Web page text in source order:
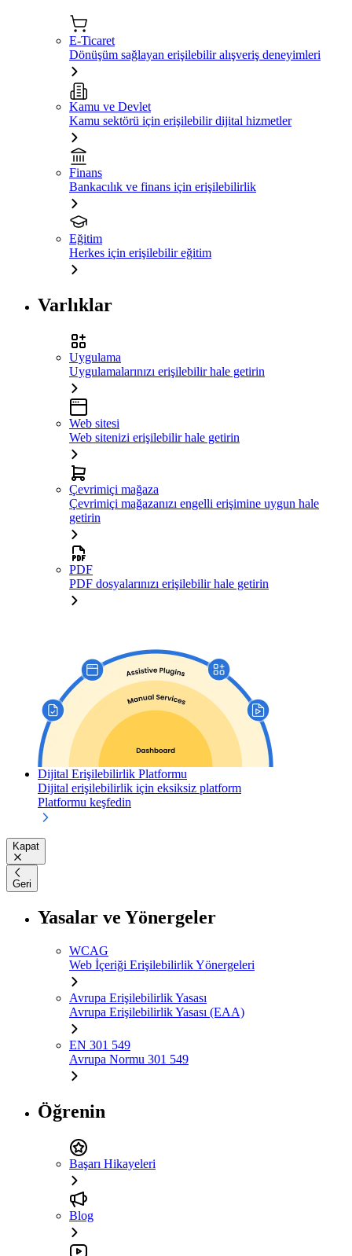
E-Ticaret
Dönüşüm sağlayan erişilebilir alışveriş deneyimleri
Kamu ve Devlet
Kamu sektörü için erişilebilir dijital hizmetler
Finans
Bankacılık ve finans için erişilebilirlik
Eğitim
Herkes için erişilebilir eğitim
Varlıklar
Uygulama
Uygulamalarınızı erişilebilir hale getirin
Web sitesi
Web sitenizi erişilebilir hale getirin
Çevrimiçi mağaza
Çevrimiçi mağazanızı engelli erişimine uygun hale
getirin
PDF
PDF dosyalarınızı erişilebilir hale getirin
Dijital Erişilebilirlik Platformu
Dijital erişilebilirlik için eksiksiz platform
Platformu keşfedin
Kapat
Geri
Yasalar ve Yönergeler
WCAG
Web İçeriği Erişilebilirlik Yönergeleri
Avrupa Erişilebilirlik Yasası
Avrupa Erişilebilirlik Yasası (EAA)
EN 301 549
Avrupa Normu 301 549
Öğrenin
Başarı Hikayeleri
Blog